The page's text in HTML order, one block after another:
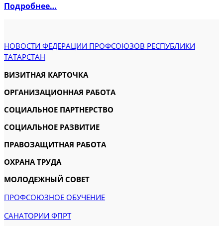
Подробнее…
НОВОСТИ ФЕДЕРАЦИИ ПРОФСОЮЗОВ РЕСПУБЛИКИ
ТАТАРСТАН
ВИЗИТНАЯ КАРТОЧКА
ОРГАНИЗАЦИОННАЯ РАБОТА
СОЦИАЛЬНОЕ ПАРТНЕРСТВО
СОЦИАЛЬНОЕ РАЗВИТИЕ
ПРАВОЗАЩИТНАЯ РАБОТА
ОХРАНА ТРУДА
МОЛОДЕЖНЫЙ СОВЕТ
ПРОФСОЮЗНОЕ ОБУЧЕНИЕ
САНАТОРИИ ФПРТ